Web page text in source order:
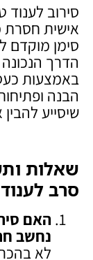
סירוב לענוד
אישית חסרת
סימן מוקדם
הדרך
באמצעות
הבנה
שיסייע
שאלות
סרב
האם
נחשב
לא